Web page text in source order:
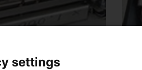
settings